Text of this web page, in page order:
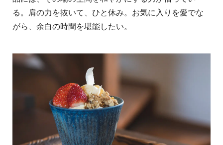
る。肩の力を抜いて、ひと休み。お気に入りを愛でな
がら、余白の時間を堪能したい。